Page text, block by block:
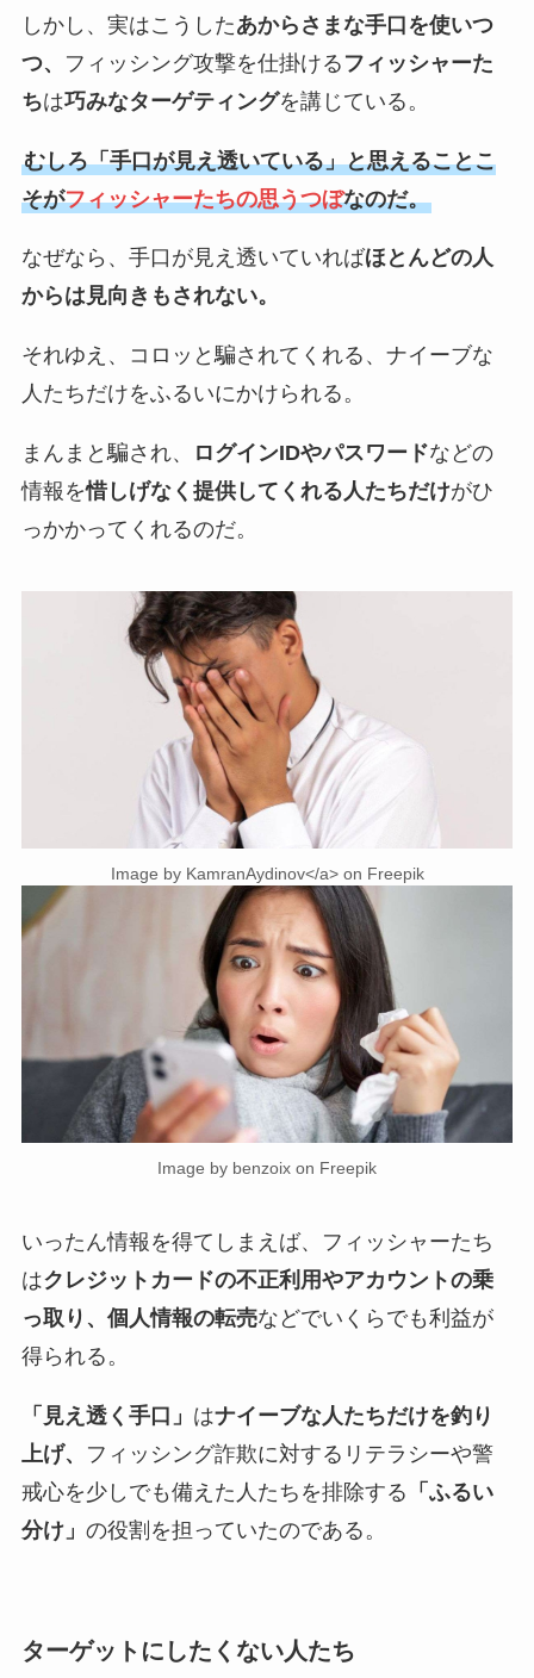
しかし、実はこうしたあからさまな手口を使いつ
つ、
フィッシング攻撃を仕掛ける フィッシャーた
ちは巧みなターゲティングを講じている。
むしろ「手口が見え透いている」と思えることこ
そがフィッシャーたちの思うつぼなのだ。
なぜなら、手口が見え透いていればほとんどの人
からは見向きもされない。
それゆえ、コロッと騙されてくれる、ナイーブな
人たちだけをふるいにかけられる。
まんまと騙され、 ログインIDやパスワードなどの
情報を惜しげなく提供してくれる人たちだけがひ
っかかってくれるのだ。
Image by KamranAydinov</a> on Freepik
Image by benzoix on Freepik
いったん情報を得てしまえば、フィッシャーたち
はクレジットカードの不正利用やアカウントの乗
っ取り、個人情報の転売などでいくらでも利益が
得られる。
「見え透く手口」 はナイーブな人たちだけを釣り
上げ、
フィッシング詐欺に対するリテラシーや警
戒心を少しでも備えた人たちを排除する 「ふるい
分け」 の役割を担っていたのである。
ターゲットにしたくない人たち